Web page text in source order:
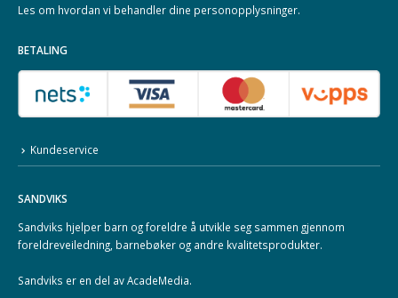
Les om hvordan vi behandler dine personopplysninger.
BETALING
Kundeservice
SANDVIKS
Sandviks hjelper barn og foreldre å utvikle seg sammen gjennom
foreldreveiledning, barnebøker og andre kvalitetsprodukter.
Sandviks er en del avAcadeMedia.